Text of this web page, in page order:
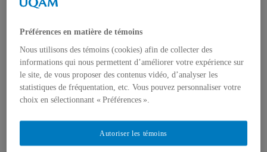
Groupes de recherche
Ateliers/Laboratoires
Informatique
Sculpture
Audio/vidéo
Art d’impression
Photographie
Préférences en matière de témoins
Nous utilisons des témoins (cookies) afin de collecter des
informations qui nous permettent d’améliorer votre expérience sur
le site, de vous proposer des contenus vidéo, d’analyser les
statistiques de fréquentation, etc. Vous pouvez personnaliser votre
choix en sélectionnant « Préférences ».
Autoriser les témoins